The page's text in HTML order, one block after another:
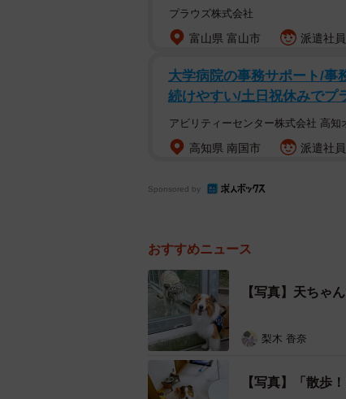
プラウズ株式会社
富山県 富山市 派遣社
大学病院の事務サポート/事
続けやすい/土日祝休みでプ
アビリティーセンター株式会社 高知
高知県 南国市 派遣社
Sponsored by
おすすめニュース
【写真】天ちゃ
梨木 香奈
【写真】「散歩